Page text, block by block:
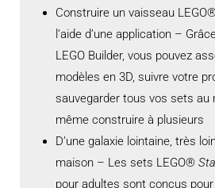
Construire un vaisseau
l’aide d’une application –
LEGO Builder, vous pouvez
modèles en 3D, suivre votre
sauvegarder tous vos sets au
même construire à plusieurs
D’une galaxie lointaine, très
maison – Les sets LEGO®
pour adultes sont conçus